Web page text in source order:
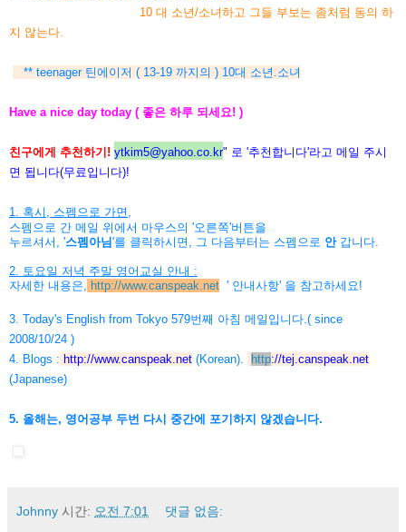
10 대 소년/소녀하고 그들 부보는 좀처럼 동의 하
지 않는다.
** teenager 틴에이저 ( 13-19 까지의 ) 10대 소년.소녀
Have a nice day today ( 좋은 하루 되세요! )
친구에게 추천하기! ytkim5@yahoo.co.kr" 로 '추천합니다'라고 메일 주시
면 됩니다(무료입니다)!
1. 혹시, 스펨으로 가면,
스펨으로 간 메일 위에서 마우스의 '오른쪽'버튼을
누르셔서, '스펨아님'를 클릭하시면, 그 다음부터는 스펨으로 안갑니다.
2. 토요일 저녁 주말 영어교실 안내 :
자세한 내용은,
http://www.canspeak.net ' 안내사항' 을 참고하세요!
3. Today's English from Tokyo 579번째 아침 메일입니다.( since
2008/10/24 )
4. Blogs : http://www.canspeak.net (Korean). http://tej.canspeak.net
(Japanese)
5. 올해는, 영어공부 두번 다시 중간에 포기하지 않겠습니다.
Johnny 시간: 오전 7:01 댓글 없음: